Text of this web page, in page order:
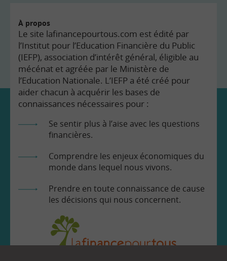
À propos
Le site lafinancepourtous.com est édité par
l’Institut pour l’Education Financière du Public
(IEFP), association d’intérêt général, éligible au
mécénat et agréée par le Ministère de
l’Education Nationale. L’IEFP a été créé pour
aider chacun à acquérir les bases de
connaissances nécessaires pour :
Se sentir plus à l’aise avec les questions
financières.
Comprendre les enjeux économiques du
monde dans lequel nous vivons.
Prendre en toute connaissance de cause
les décisions qui nous concernent.